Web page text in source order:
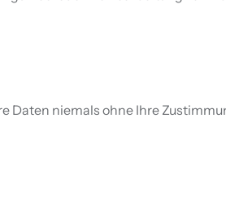
Daten niemals ohne Ihre